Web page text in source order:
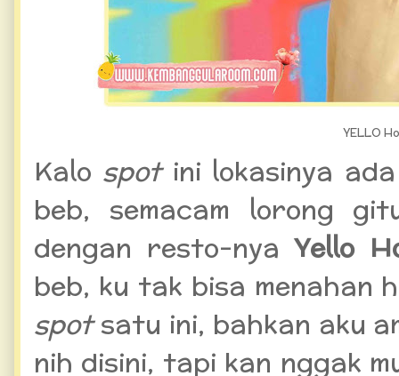
YELLO
Kalo spot ini lokasinya
beb, semacam lorong
dengan resto-nyaYello
beb, ku tak bisa
spotsatu ini, bahkan aku
nih disini, tapi kan nggak